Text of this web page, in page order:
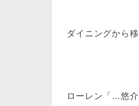
ダイニングから
ローレン「…悠